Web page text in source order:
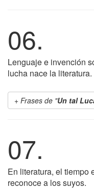
06.
Lenguaje e invención
lucha nace la literatura.
Frases de "Un tal
07.
En literatura, el tiempo
reconoce a los suyos.